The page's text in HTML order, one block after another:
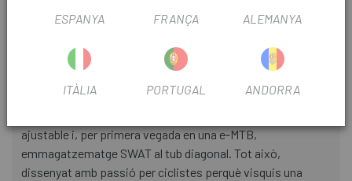
INFORMACIÓ DEL PRODUCTE
Un quadre superior
El quadre de la S‑Works Levo 4 té 150 mm de recorregut del
ajustable i, per primera vegada en una e‑MTB,
emmagatzematge SWAT al tub diagonal. Tot això,
dissenyat amb passió per ciclistes perquè visquis una
ESPANYA FRANÇA ALEMANYA
ITÀLIA PORTUGAL ANDORRA